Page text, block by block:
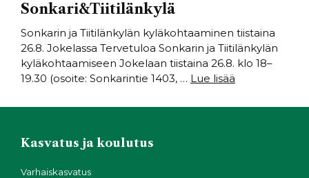
Sonkari&Tiitilänkylä
Sonkarin ja Tiitilänkylän kyläkohtaaminen tiistaina
26.8. Jokelassa Tervetuloa Sonkarin ja Tiitilänkylän
kyläkohtaamiseen Jokelaan tiistaina 26.8. klo 18–
19.30 (osoite: Sonkarintie 1403, … Lue lisää
Kasvatus ja koulutus
Varhaiskasvatus